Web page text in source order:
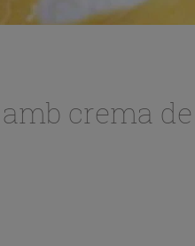
crema